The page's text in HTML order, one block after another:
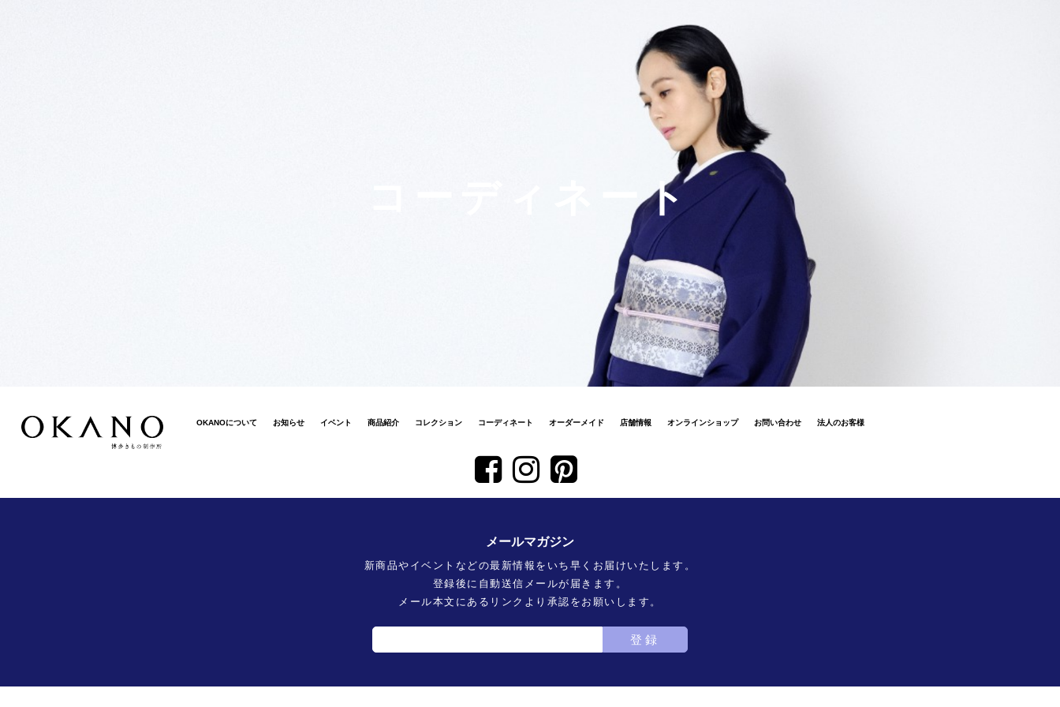
コーディネート
OKANOについて お知らせ イベント 商品紹介 コレクション コーディネート オーダーメイド 店舗情報 オンラインショップ お問い合わせ 法人のお客様
メールマガジン
新商品やイベントなどの最新情報をいち早くお届けいたします。
登録後に自動送信メールが届きます。
メール本文にあるリンクより承認をお願いします。
登録